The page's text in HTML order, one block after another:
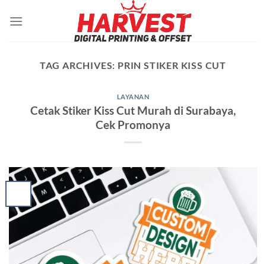
TAG ARCHIVES: PRIN STIKER KISS CUT
LAYANAN
Cetak Stiker Kiss Cut Murah di Surabaya,
Cek Promonya